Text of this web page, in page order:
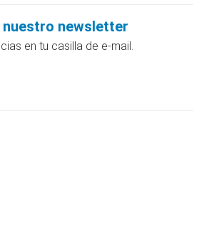
nuestro newsletter
en tu casilla de e-mail.